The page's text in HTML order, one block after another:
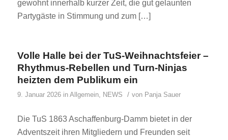
gewohnt innerhalb kurzer Zeit, die gut gelaunten
Partygäste in Stimmung und zum […]
Volle Halle bei der TuS-Weihnachtsfeier –
Rhythmus-Rebellen und Turn-Ninjas
heizten dem Publikum ein
9. Januar 2026 in Allgemein, NEWS / von Panja Sauer
Die TuS 1863 Aschaffenburg-Damm bietet in der
Adventszeit ihren Mitgliedern und Freunden seit